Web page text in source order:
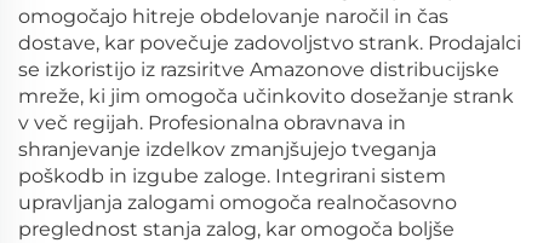
omogočajo hitreje obdelovanje naročil in čas
dostave, kar povečuje zadovoljstvo strank. Prodajalci
se izkoristijo iz razsiritve Amazonove distribucijske
mreže, ki jim omogoča učinkovito dosežanje strank
v več regijah. Profesionalna obravnava in
shranjevanje izdelkov zmanjšujejo tveganja
poškodb in izgube zaloge. Integrirani sistem
upravljanja zalogami omogoča realnočasovno
preglednost stanja zalog, kar omogoča boljše